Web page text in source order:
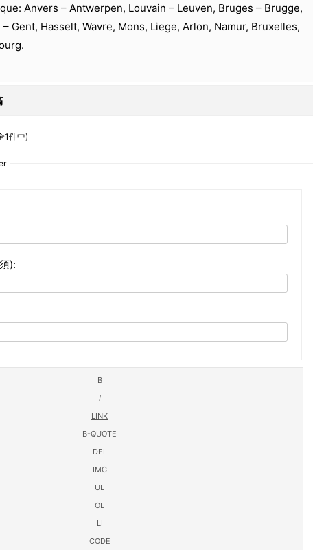
Anvers – Antwerpen, Louvain – Leuven, Bruges – Brugge,
– Gent, Hasselt, Wavre, Mons, Liege, Arlon, Namur, Bruxelles,
1件中)
):